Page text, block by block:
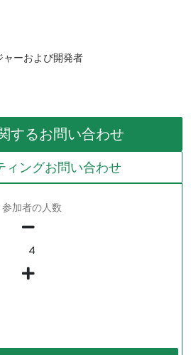
ーおよび開発者
するお問い合わせ
ィングお問い合わせ
参加者の人数